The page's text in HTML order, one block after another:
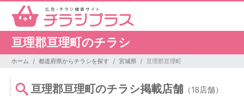
亘理郡亘理町のチラシ
ホーム 都道府県からチラシを探す 宮城県 亘理郡亘理町
亘理郡亘理町のチラシ掲載店舗 （18店舗）